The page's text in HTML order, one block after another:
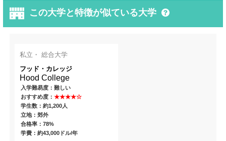
この大学と特徴が似ている大学
私立・ 総合大学
フッド・カレッジ
Hood College
入学難易度：難しい
おすすめ度：★★★★☆
学生数：約1,200人
立地：郊外
合格率：78%
学費：約43,000ドル/年